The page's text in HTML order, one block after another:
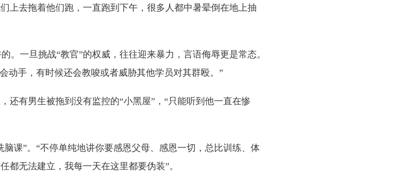
上去拖着他们跑，一直跑到下午，很多人都中暑晕倒在地上抽
一旦挑战“教官”的权威，往往迎来暴力，言语侮辱更是常态。
动手，有时候还会教唆或者威胁其他学员对其群殴。”
有男生被拖到没有监控的“小黑屋”，“只能听到他一直在惨
”。“不停单纯地讲你要感恩父母、感恩一切，总比训练、体
都无法建立，我每一天在这里都要伪装”。